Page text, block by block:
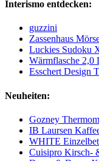
Interismo entdecken:
guzzini
Zassenhaus
Luckies Sudoku
Wärmflasche 2,0
Esschert Design
Neuheiten:
Gozney
IB Laursen
WHITE
Cuisipro Kirsch-